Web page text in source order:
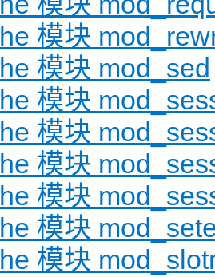
模块
模块 mod_sed
模块
模块
模块
模块
模块
模块